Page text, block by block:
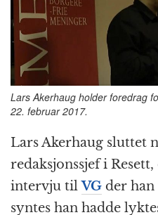
o
k
e
p
Lars Akerhaug holder foredrag
22. februar 2017.
Lars Akerhaug sluttet
redaksjonssjef i
intervju tilVG der
syntes han hadde